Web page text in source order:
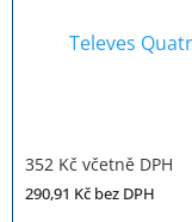
Televes
352 Kč včetně DPH
290,91 Kč bez DPH